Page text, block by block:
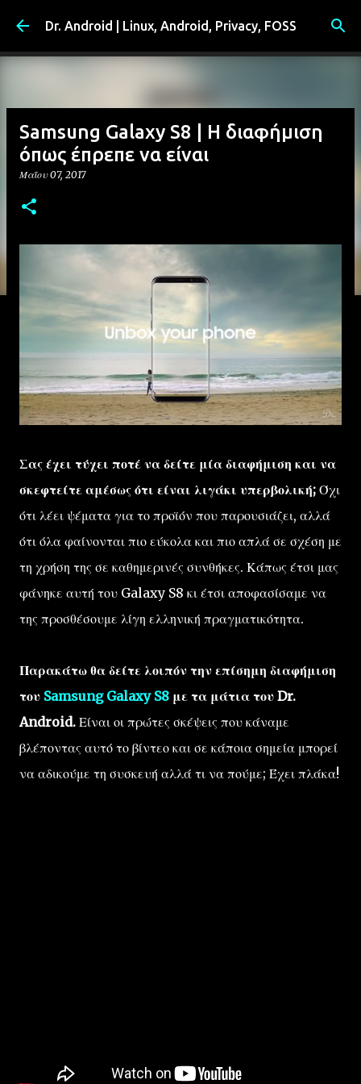
Μετάβαση στο κύριο περιεχόμενο
Dr. Android | Linux, Android, Privacy, FOSS
Samsung Galaxy S8 | Η διαφήμιση
όπως έπρεπε να είναι
Μαΐου 07, 2017
Σας έχει τύχει ποτέ να δείτε μία διαφήμιση και να
σκεφτείτε αμέσως ότι είναι λιγάκι υπερβολική; Όχι
ότι λέει ψέματα για το προϊόν που παρουσιάζει, αλλά
ότι όλα φαίνονται πιο εύκολα και πιο απλά σε σχέση με
τη χρήση της σε καθημερινές συνθήκες. Κάπως έτσι μας
φάνηκε αυτή του Galaxy S8 κι έτσι αποφασίσαμε να
της προσθέσουμε λίγη ελληνική πραγματικότητα.
Παρακάτω θα δείτε λοιπόν την επίσημη διαφήμιση
του Samsung Galaxy S8 με τα μάτια του Dr.
Android. Είναι οι πρώτες σκέψεις που κάναμε
βλέποντας αυτό το βίντεο και σε κάποια σημεία μπορεί
να αδικούμε τη συσκευή αλλά τι να πούμε; Έχει πλάκα!